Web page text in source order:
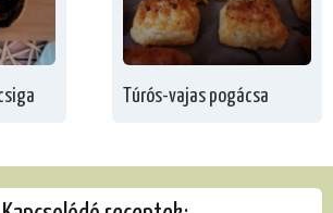
Túrós-vajas pogácsa